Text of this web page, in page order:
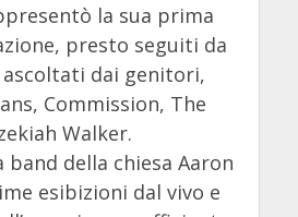
la sua prima
presto seguiti da
dai genitori,
Commission, The
Walker.
band della chiesa Aaron
esibizioni dal vivo e